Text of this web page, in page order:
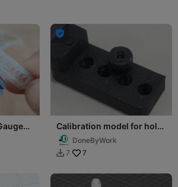

Calibration model for hole
and thread (M3 and 3mm
version)
DoneByWork
 7 7